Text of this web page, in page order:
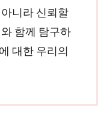
니라 신뢰할
함께 탐구하
대한 우리의